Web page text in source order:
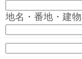
地名・番地・建